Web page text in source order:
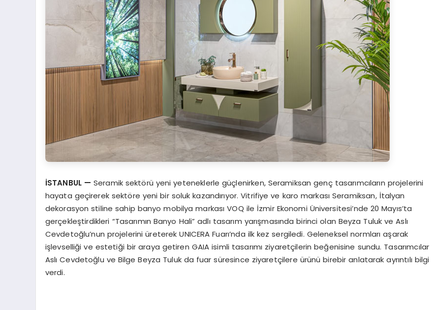
İSTANBUL — Seramik sektörü yeni yeteneklerle güçlenirken, Seramiksan genç tasarımcıların projelerini
hayata geçirerek sektöre yeni bir soluk kazandırıyor. Vitrifiye ve karo markası Seramiksan, İtalyan
dekorasyon stiline sahip banyo mobilya markası VOQ ile İzmir Ekonomi Üniversitesi’nde 20 Mayıs’ta
gerçekleştirdikleri “Tasarımın Banyo Hali” adlı tasarım yarışmasında birinci olan Beyza Tuluk ve Aslı
Cevdetoğlu’nun projelerini üreterek UNICERA Fuarı’nda ilk kez sergiledi. Geleneksel normları aşarak
işlevselliği ve estetiği bir araya getiren GAIA isimli tasarımı ziyaretçilerin beğenisine sundu. Tasarımcılar
Aslı Cevdetoğlu ve Bilge Beyza Tuluk da fuar süresince ziyaretçilere ürünü birebir anlatarak ayrıntılı bilgi
verdi.